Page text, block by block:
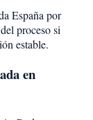
España por
proceso si
estable.
en